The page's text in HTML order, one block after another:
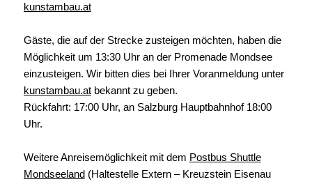
kunstambau.at
Gäste, die auf der Strecke zusteigen möchten, haben die
Möglichkeit um 13:30 Uhr an der Promenade Mondsee
einzusteigen. Wir bitten dies bei Ihrer Voranmeldung unter
kunstambau.atbekannt zu geben.
Rückfahrt: 17:00 Uhr, an Salzburg Hauptbahnhof 18:00
Uhr.
Weitere Anreisemöglichkeit mit dem Postbus Shuttle
Mondseeland(Haltestelle Extern – Kreuzstein Eisenau